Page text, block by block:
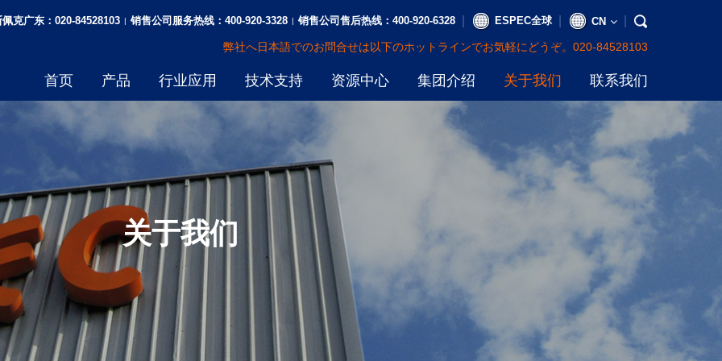
克广东：020-84528103 | 销售公司服务热线：400-920-3328 | 销售公司售后热线：400-920-6328 ESPEC全球 CN
弊社へ日本語でのお問合せは以下のホットラインでお気軽にどうぞ。020-84528103
首页 产品 行业应用 技术支持 资源中心 集团介绍 关于我们 联系我们
关于我们